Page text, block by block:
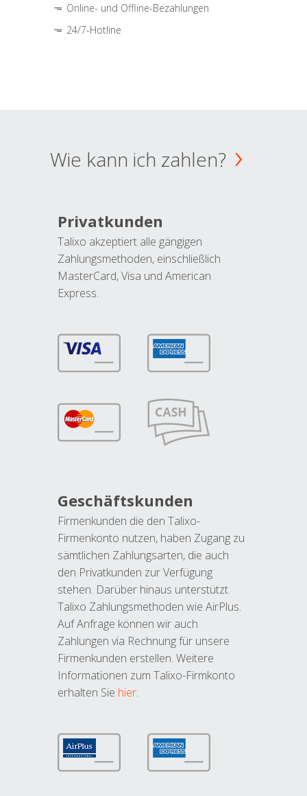
Online- und Offline-Bezahlungen
24/7-Hotline
Wie kann ich zahlen?
Privatkunden
Talixo akzeptiert alle gängigen
Zahlungsmethoden, einschließlich
MasterCard, Visa und American
Express.
Geschäftskunden
Firmenkunden die den Talixo-
Firmenkonto nutzen, haben Zugang zu
sämtlichen Zahlungsarten, die auch
den Privatkunden zur Verfügung
stehen. Darüber hinaus unterstützt
Talixo Zahlungsmethoden wie AirPlus.
Auf Anfrage können wir auch
Zahlungen via Rechnung für unsere
Firmenkunden erstellen. Weitere
Informationen zum Talixo-Firmkonto
erhalten Sie hier.